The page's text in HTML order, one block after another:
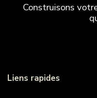
Construisons
Liens rapides